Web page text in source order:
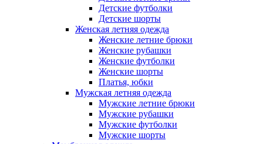
Детские футболки
Детские шорты
Женская летняя одежда
Женские летние брюки
Женские рубашки
Женские футболки
Женские шорты
Платья, юбки
Мужская летняя одежда
Мужские летние брюки
Мужские рубашки
Мужские футболки
Мужские шорты